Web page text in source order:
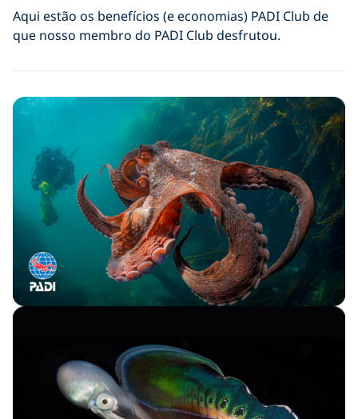
Aqui estão os benefícios (e economias) PADI Club de
que nosso membro do PADI Club desfrutou.